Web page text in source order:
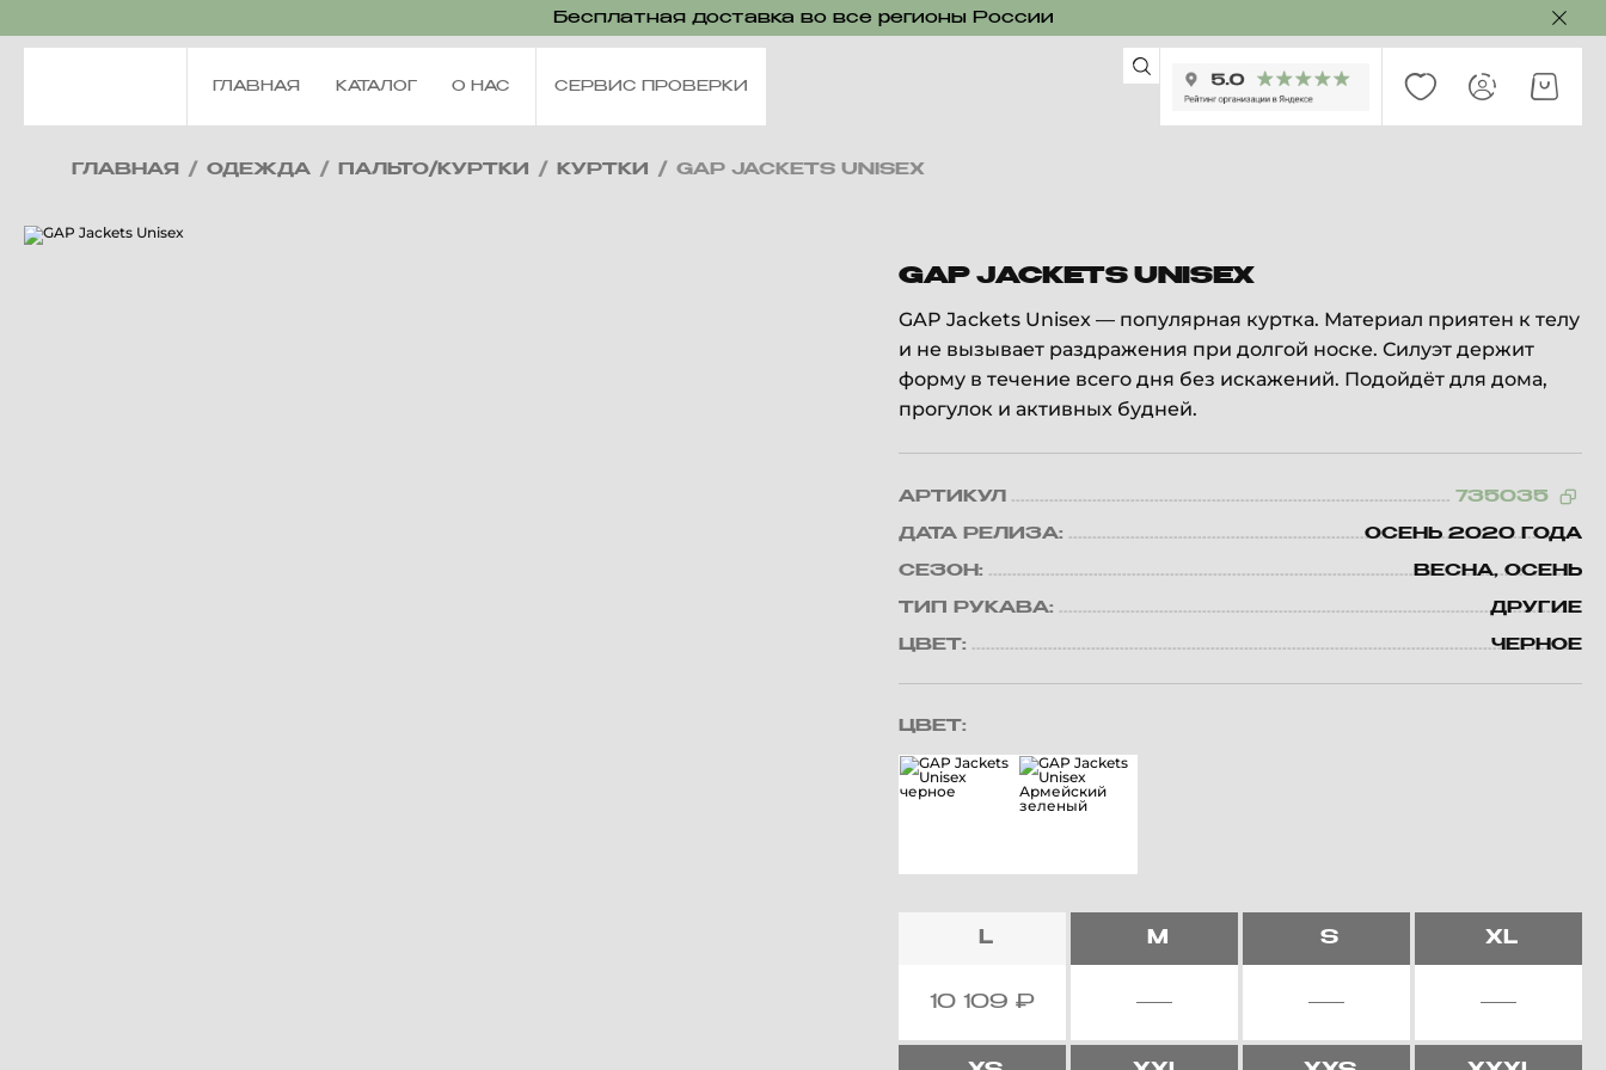
Бесплатная доставка во все регионы России
ГЛАВНАЯ КАТАЛОГ О НАС СЕРВИС ПРОВЕРКИ
ГЛАВНАЯ / ОДЕЖДА / ПАЛЬТО/КУРТКИ / КУРТКИ / GAP JACKETS UNISEX
GAP JACKETS UNISEX
GAP Jackets Unisex — популярная куртка. Материал приятен к телу
и не вызывает раздражения при долгой носке. Силуэт держит
форму в течение всего дня без искажений. Подойдёт для дома,
прогулок и активных будней.
АРТИКУЛ 735035
ДАТА РЕЛИЗА: ОСЕНЬ 2020 ГОДА
СЕЗОН: ВЕСНА, ОСЕНЬ
ТИП РУКАВА: ДРУГИЕ
ЦВЕТ: ЧЕРНОЕ
ЦВЕТ:
L
10 109₽
M S XL